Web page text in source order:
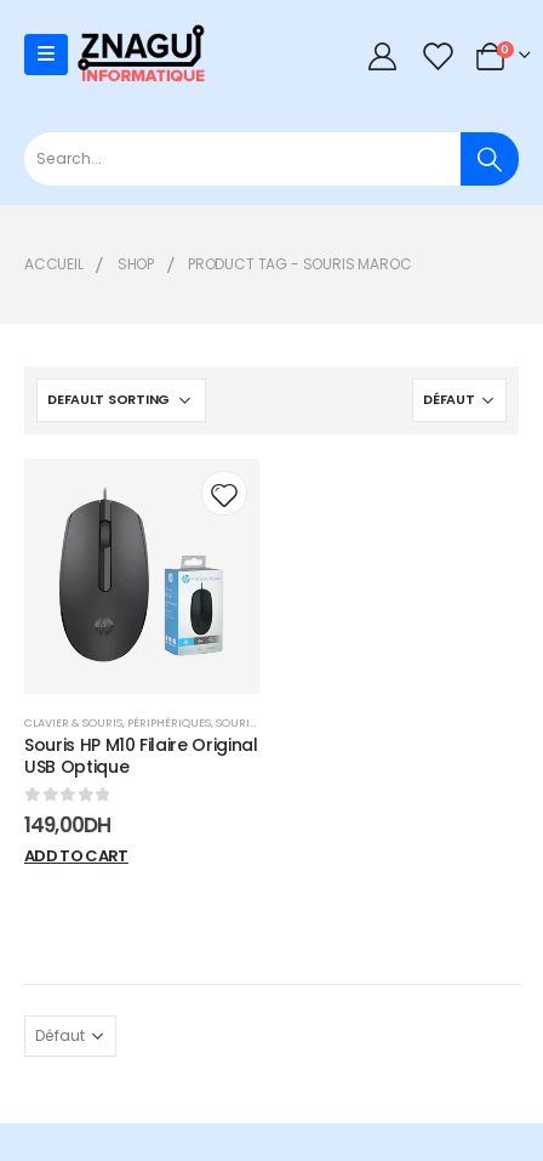
0 0
ACCUEIL SHOP PRODUCT TAG - SOURIS MAROC
wishlist
CLAVIER & SOURIS, PÉRIPHÉRIQUES,SOURIS FILAIRE
Souris HP M10 Filaire Original
USB Optique
0 sur 5
149,00DH
ADD TO CART